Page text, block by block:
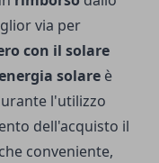
via per
con il solare
solare è
l'utilizzo
dell'acquisto il
conveniente,